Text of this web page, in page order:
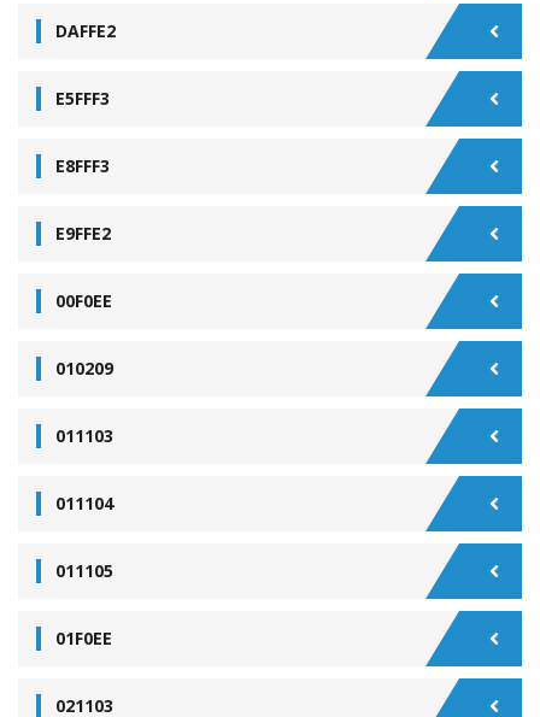
DAFFE2
E5FFF3
E8FFF3
E9FFE2
00F0EE
010209
011103
011104
011105
01F0EE
021103